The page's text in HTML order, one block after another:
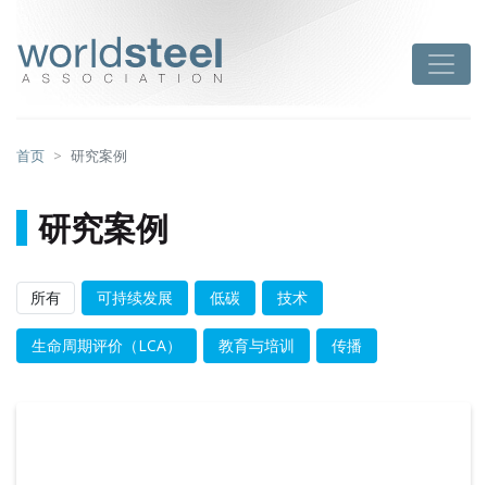
首页 研究案例
研究案例
所有 可持续发展 低碳 技术
生命周期评价（LCA） 教育与培训 传播